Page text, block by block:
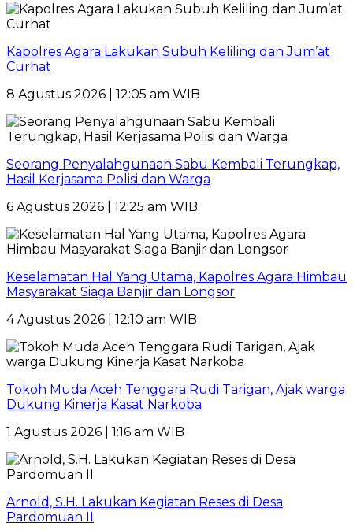
Kapolres Agara Lakukan Subuh Keliling dan Jum’at
Curhat
8 Agustus 2026 | 12:05 am WIB
Seorang Penyalahgunaan Sabu Kembali Terungkap,
Hasil Kerjasama Polisi dan Warga
6 Agustus 2026 | 12:25 am WIB
Keselamatan Hal Yang Utama, Kapolres Agara Himbau
Masyarakat Siaga Banjir dan Longsor
4 Agustus 2026 | 12:10 am WIB
Tokoh Muda Aceh Tenggara Rudi Tarigan, Ajak warga
Dukung Kinerja Kasat Narkoba
1 Agustus 2026 | 1:16 am WIB
Arnold, S.H. Lakukan Kegiatan Reses di Desa
Pardomuan II